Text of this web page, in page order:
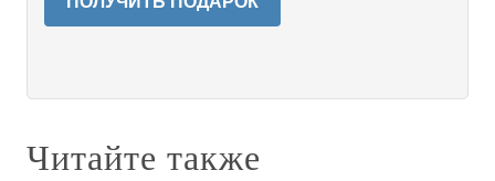
Читайте также